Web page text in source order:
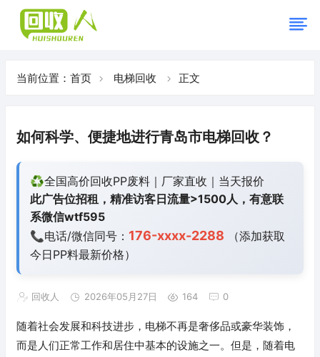
当前位置： 首页 电梯回收 正文
如何科学、便捷地进行青岛市电梯回收？
♻️全国高价回收PP废料｜厂家直收｜当天报价
此广告位招租，精准访客日流量>1500人，有意联
系微信wtf595
📞电话/微信同号： 176-xxxx-2288 （添加获取
今日PP料最新价格）
回收人 2026年05月27日 164 0
随着社会发展和科技进步，电梯不再是奢侈品或豪华装饰，
而是人们正常工作和居住中基本的设施之一。但是，随着电